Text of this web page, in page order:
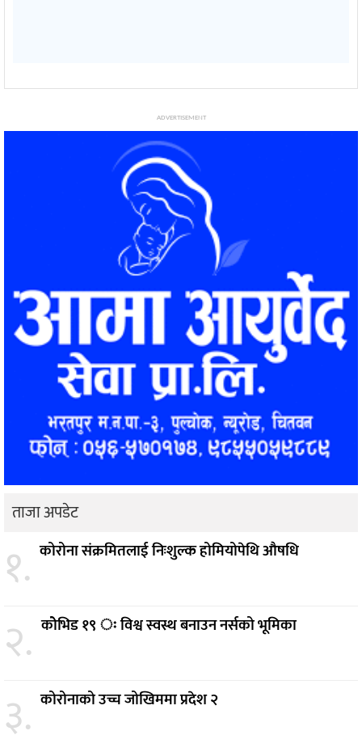
ADVERTISEMENT
ताजा अपडेट
१. कोरोना संक्रमितलाई निःशुल्क होमियोपेथि औषधि
२. कोेभिड १९ ः विश्व स्वस्थ बनाउन नर्सको भूमिका
३. कोरोनाको उच्च जोखिममा प्रदेश २